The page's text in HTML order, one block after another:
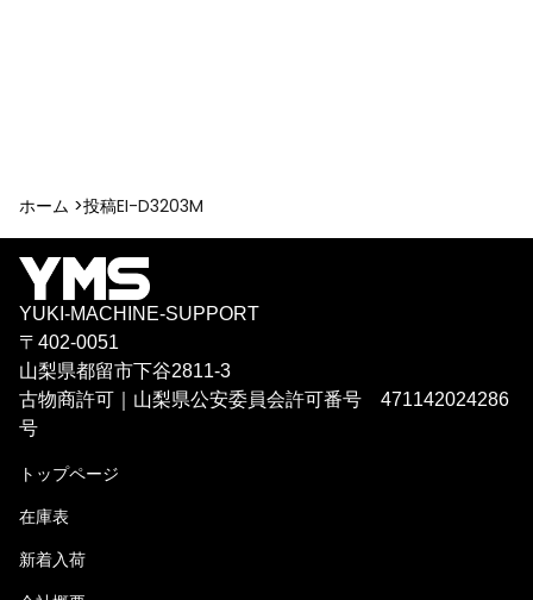
ホーム >投稿EI-D3203M
YUKI-MACHINE-SUPPORT
〒402-0051
山梨県都留市下谷2811-3
古物商許可｜山梨県公安委員会許可番号 471142024286
号
トップページ
在庫表
新着入荷